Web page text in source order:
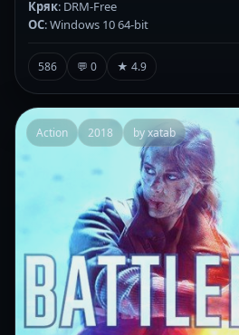
Кряк: DRM-Free
ОС: Windows 10 64-bit
586 💬 0 ★ 4.9
Action 2018 by xatab